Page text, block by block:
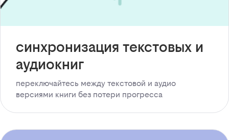
синхронизация текстовых и
аудиокниг
переключайтесь между текстовой и аудио
версиями книги без потери прогресса